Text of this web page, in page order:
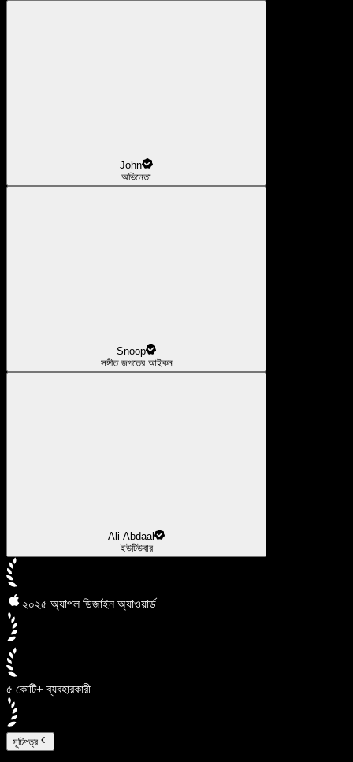
John
অভিনেতা
Snoop
সঙ্গীত জগতের আইকন
Ali Abdaal
ইউটিউবার
২০২৫ অ্যাপল ডিজাইন অ্যাওয়ার্ড
৫ কোটি+ ব্যবহারকারী
সূচিপত্র